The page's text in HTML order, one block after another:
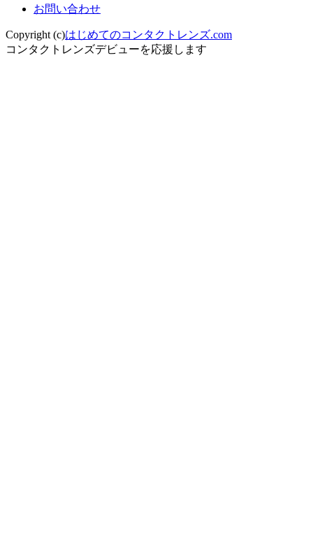
お問い合わせ
Copyright (c)はじめてのコンタクトレンズ.com
コンタクトレンズデビューを応援します